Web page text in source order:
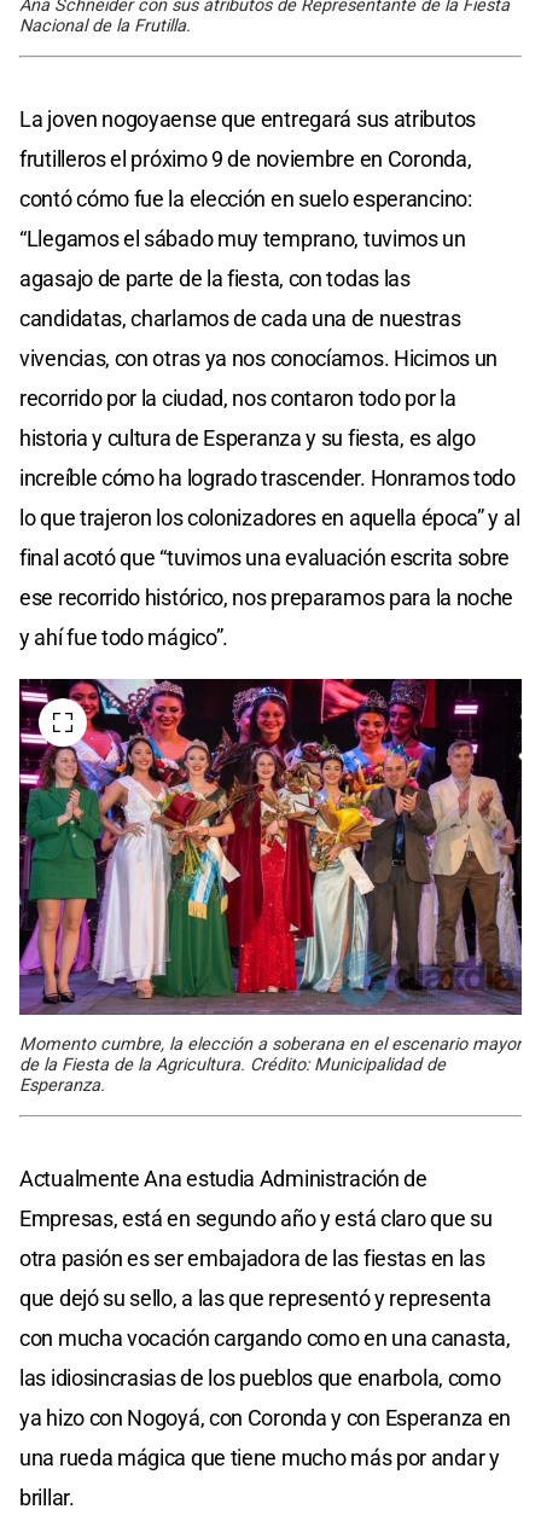
Ana Schneider con sus atributos de Representante de la Fiesta
Nacional de la Frutilla.
La joven nogoyaense que entregará sus atributos
frutilleros el próximo 9 de noviembre en Coronda,
contó cómo fue la elección en suelo esperancino:
“Llegamos el sábado muy temprano, tuvimos un
agasajo de parte de la fiesta, con todas las
candidatas, charlamos de cada una de nuestras
vivencias, con otras ya nos conocíamos. Hicimos un
recorrido por la ciudad, nos contaron todo por la
historia y cultura de Esperanza y su fiesta, es algo
increíble cómo ha logrado trascender. Honramos todo
lo que trajeron los colonizadores en aquella época” y al
final acotó que “tuvimos una evaluación escrita sobre
ese recorrido histórico, nos preparamos para la noche
y ahí fue todo mágico”.
Momento cumbre, la elección a soberana en el escenario mayor
de la Fiesta de la Agricultura. Crédito: Municipalidad de
Esperanza.
Actualmente Ana estudia Administración de
Empresas, está en segundo año y está claro que su
otra pasión es ser embajadora de las fiestas en las
que dejó su sello, a las que representó y representa
con mucha vocación cargando como en una canasta,
las idiosincrasias de los pueblos que enarbola, como
ya hizo con Nogoyá, con Coronda y con Esperanza en
una rueda mágica que tiene mucho más por andar y
brillar.